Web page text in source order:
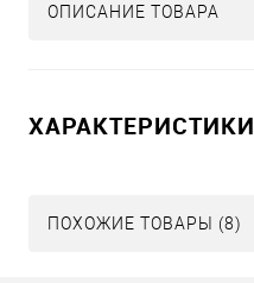
ОПИСАНИЕ ТОВАРА
ХАРАКТЕРИСТИКИ
ПОХОЖИЕ ТОВАРЫ (8)